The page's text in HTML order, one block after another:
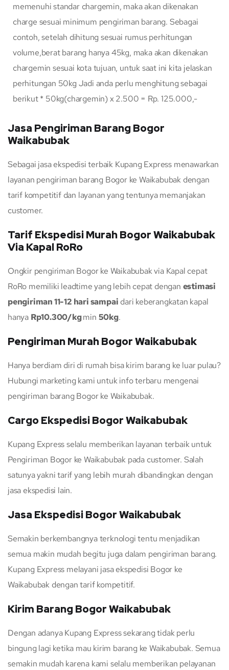
memenuhi standar chargemin, maka akan dikenakan
charge sesuai minimum pengiriman barang. Sebagai
contoh, setelah dihitung sesuai rumus perhitungan
volume,berat barang hanya 45kg, maka akan dikenakan
chargemin sesuai kota tujuan, untuk saat ini kita jelaskan
perhitungan 50kg Jadi anda perlu menghitung sebagai
berikut * 50kg(chargemin) x 2.500 = Rp. 125.000,-
Jasa Pengiriman Barang Bogor
Waikabubak
Sebagai jasa ekspedisi terbaik Kupang Express menawarkan
layanan pengiriman barang Bogor ke Waikabubak dengan
tarif kompetitif dan layanan yang tentunya memanjakan
customer.
Tarif Ekspedisi Murah Bogor Waikabubak
Via Kapal RoRo
Ongkir pengiriman Bogor ke Waikabubak via Kapal cepat
RoRo memiliki leadtime yang lebih cepat dengan estimasi
pengiriman 11-12 hari sampai dari keberangkatan kapal
hanya Rp10.300/kgmin 50kg.
Pengiriman Murah Bogor Waikabubak
Hanya berdiam diri di rumah bisa kirim barang ke luar pulau?
Hubungi marketing kami untuk info terbaru mengenai
pengiriman barang Bogor ke Waikabubak.
Cargo Ekspedisi Bogor Waikabubak
Kupang Express selalu memberikan layanan terbaik untuk
Pengiriman Bogor ke Waikabubak pada customer. Salah
satunya yakni tarif yang lebih murah dibandingkan dengan
jasa ekspedisi lain.
Jasa Ekspedisi Bogor Waikabubak
Semakin berkembangnya terknologi tentu menjadikan
semua makin mudah begitu juga dalam pengiriman barang.
Kupang Express melayani jasa ekspedisi Bogor ke
Waikabubak dengan tarif kompetitif.
Kirim Barang Bogor Waikabubak
Dengan adanya Kupang Express sekarang tidak perlu
bingung lagi ketika mau kirim barang ke Waikabubak. Semua
semakin mudah karena kami selalu memberikan pelayanan